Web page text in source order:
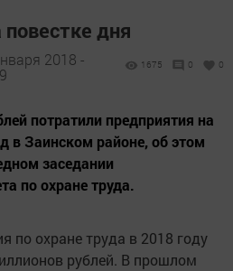
дня
2018 -
1675 0 0
потратили предприятия на
в Заинском районе, об этом
заседании
по охране труда.
по охране труда в 2018 году
рублей. В прошлом